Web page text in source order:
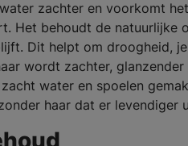
zachter en voorkomt
Het behoudt de natuurlijke
Dit helpt om droogheid,
wordt zachter,
water en spoelen
haar dat er levendiger